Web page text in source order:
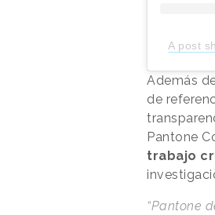
A post
Además
de
Pantone
trabajo
“Pantone